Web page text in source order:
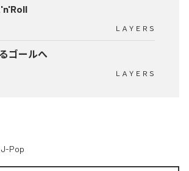
ＬＡＹＥＲＳ
ゴールへ
ＬＡＹＥＲＳ
J-Pop